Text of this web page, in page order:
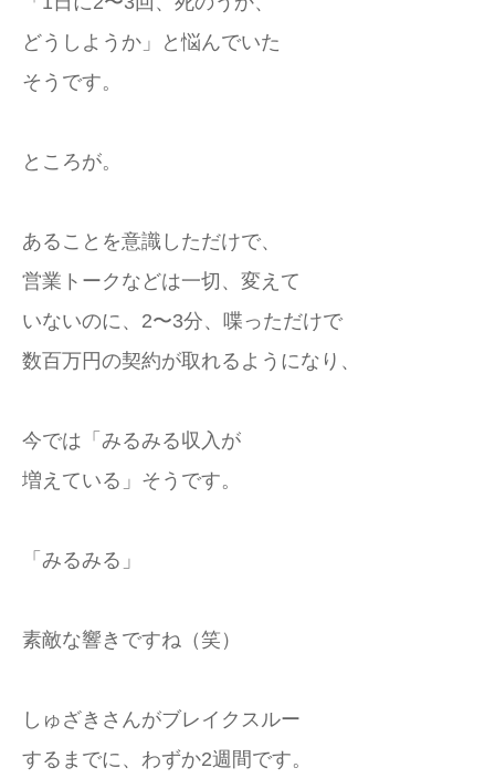
どうしようか」と悩んでいた
そうです。
ところが。
あることを意識しただけで、
営業トークなどは一切、変えて
いないのに、2〜3分、喋っただけで
数百万円の契約が取れるようになり、
今では「みるみる収入が
増えている」そうです。
「みるみる」
素敵な響きですね（笑）
しゅざきさんがブレイクスルー
するまでに、わずか2週間です。